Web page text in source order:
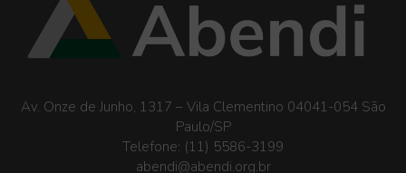
Av. Onze de Junho, 1317 – Vila Clementino 04041-054 São
Paulo/SP
Telefone: (11) 5586-3199
abendi@abendi.org.br